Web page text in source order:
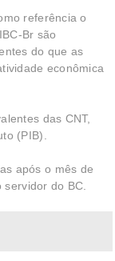
referência o
Br são
do que as
econômica
das CNT,
(PIB).
após o mês de
do BC.